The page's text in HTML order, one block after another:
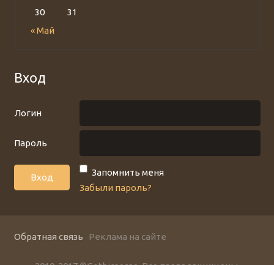
« Май
30
31
Вход
Логин
Пароль
Запомнить меня
Забыли пароль?
Обратная связь Реклама на сайте